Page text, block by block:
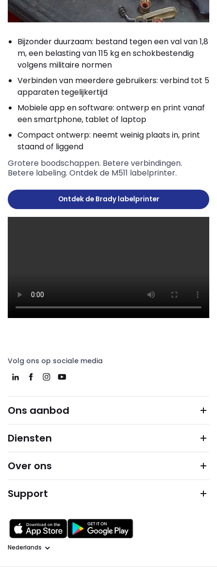
Bijzonder duurzaam: bestand tegen een val van 1,8
m, een belasting van 115 kg en schokbestendig
volgens militaire normen
Verbinden van meerdere gebruikers: verbind tot 5
apparaten tegelijkertijd
Mobiele app en software: ontwerp en print vanaf
een smartphone, tablet of laptop
Compact ontwerp: neemt weinig plaats in, print
staand of liggend
Grotere boodschappen. Betere verbindingen.
Betere labeling. Ontdek de M511 labelprinter.
Ontdek de Brady labelprinter
Volg ons op sociale media
Ons aanbod
Diensten
Over ons
Support
Taal